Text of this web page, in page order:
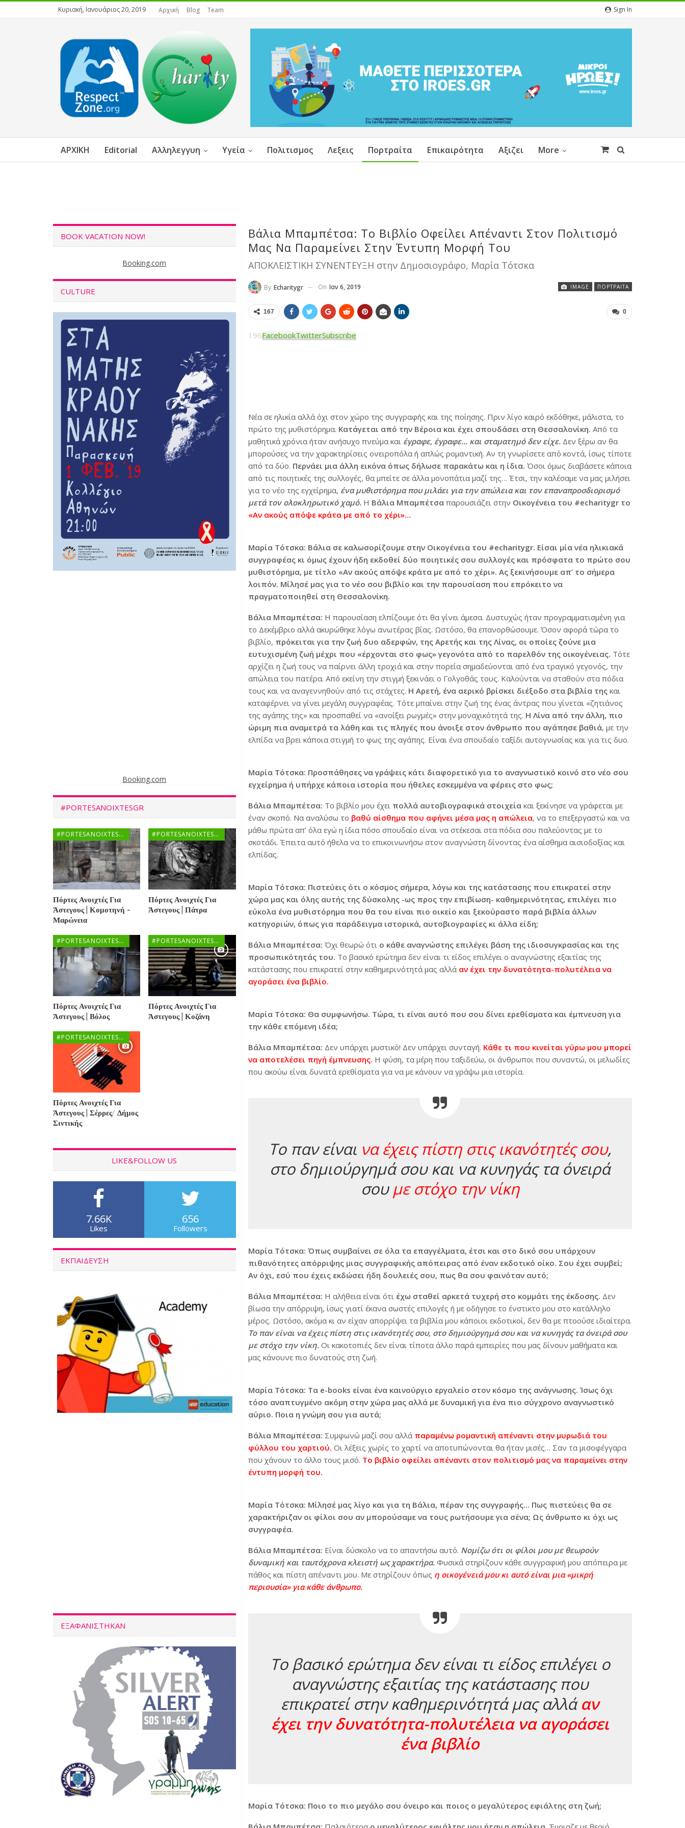
Κυριακή, Ιανουάριος 20, 2019 Αρχική Blog Team Sign In
ΑΡΧΙΚΗ Editorial Αλληλεγγυη Υγεία Πολιτισμος Λεξεις Πορτραίτα Επικαιρότητα Αξιζει More
Βάλια Μπαμπέτσα: Το Βιβλίο Οφείλει Απέναντι Στον Πολιτισμό
Μας Να Παραμείνει Στην Έντυπη Μορφή Του
ΑΠΟΚΛΕΙΣΤΙΚΗ ΣΥΝΕΝΤΕΥΞΗ στην Δημοσιογράφο, Μαρία Τότσκα
IMAGE ΠΟΡΤΡΑΊΤΑ
By Echaritygr On Ιαν 6, 2019
167 0
196FacebookTwitterSubscribe
Νέα σε ηλικία αλλά όχι στον χώρο της συγγραφής και της ποίησης. Πριν λίγο καιρό εκδόθηκε, μάλιστα, το
πρώτο της μυθιστόρημα. Κατάγεται από την Βέροια και έχει σπουδάσει στη Θεσσαλονίκη. Από τα
μαθητικά χρόνια ήταν ανήσυχο πνεύμα καιέγραφε, έγραφε… και σταματημό δεν είχε. Δεν ξέρω αν θα
μπορούσες να την χαρακτηρίσεις ονειροπόλα ή απλώς ρομαντική. Αν τη γνωρίσετε από κοντά, ίσως τίποτε
από τα δύο. Περνάει μια άλλη εικόνα όπως δήλωσε παρακάτω και η ίδια. Όσοι όμως διαβάσετε κάποια
από τις ποιητικές της συλλογές, θα μπείτε σε άλλα μονοπάτια μαζί της… Έτσι, την καλέσαμε να μας μιλήσει
για το νέο της εγχείρημα, ένα μυθιστόρημα που μιλάει για την απώλεια και τον επαναπροσδιορισμό
μετά τον ολοκληρωτικό χαμό.Η Βάλια Μπαμπέτσαπαρουσιάζει στην Οικογένεια του #echaritygr το
«Αν ακούς απόψε κράτα με από το χέρι»…
Μαρία Τότσκα: Βάλια σε καλωσορίζουμε στην Οικογένεια του #echaritygr. Είσαι μία νέα ηλικιακά
συγγραφέας κι όμως έχουν ήδη εκδοθεί δύο ποιητικές σου συλλογές και πρόσφατα το πρώτο σου
μυθιστόρημα, με τίτλο «Αν ακούς απόψε κράτα με από το χέρι». Ας ξεκινήσουμε απ’ το σήμερα
λοιπόν. Μίλησέ μας για το νέο σου βιβλίο και την παρουσίαση που επρόκειτο να
πραγματοποιηθεί στη Θεσσαλονίκη.
Βάλια Μπαμπέτσα: Η παρουσίαση ελπίζουμε ότι θα γίνει άμεσα. Δυστυχώς ήταν προγραμματισμένη για
το Δεκέμβριο αλλά ακυρώθηκε λόγω ανωτέρας βίας. Ωστόσο, θα επανορθώσουμε. Όσον αφορά τώρα το
βιβλίο, πρόκειται για την ζωή δυο αδερφών, της Αρετής και της Λίνας, οι οποίες ζούνε μια
ευτυχισμένη ζωή μέχρι που «έρχονται στο φως» γεγονότα από το παρελθόν της οικογένειας. Τότε
αρχίζει η ζωή τους να παίρνει άλλη τροχιά και στην πορεία σημαδεύονται από ένα τραγικό γεγονός, την
απώλεια του πατέρα. Από εκείνη την στιγμή ξεκινάει ο Γολγοθάς τους. Καλούνται να σταθούν στα πόδια
τους και να αναγεννηθούν από τις στάχτες. Η Αρετή, ένα αερικό βρίσκει διέξοδο στα βιβλία τηςκαι
καταφέρνει να γίνει μεγάλη συγγραφέας. Τότε μπαίνει στην ζωή της ένας άντρας που γίνεται «ζητιάνος
της αγάπης της» και προσπαθεί να «ανοίξει ρωγμές» στην μοναχικότητά της. Η Λίνα από την άλλη, πιο
ώριμη πια αναμετρά τα λάθη και τις πληγές που άνοιξε στον άνθρωπο που αγάπησε βαθιά, με την
ελπίδα να βρει κάποια στιγμή το φως της αγάπης. Είναι ένα σπουδαίο ταξίδι αυτογνωσίας και για τις δυο.
Μαρία Τότσκα: Προσπάθησες να γράψεις κάτι διαφορετικό για το αναγνωστικό κοινό στο νέο σου
εγχείρημα ή υπήρχε κάποια ιστορία που ήθελες εσκεμμένα να φέρεις στο φως;
Βάλια Μπαμπέτσα: Το βιβλίο μου έχειπολλά αυτοβιογραφικά στοιχείακαι ξεκίνησε να γράφεται με
έναν σκοπό. Να αναλύσω το βαθύ αίσθημα που αφήνει μέσα μας η απώλεια, να το επεξεργαστώ και να
μάθω πρώτα απ’ όλα εγώ η ίδια πόσο σπουδαίο είναι να στέκεσαι στα πόδια σου παλεύοντας με το
σκοτάδι. Έπειτα αυτό ήθελα να το επικοινωνήσω στον αναγνώστη δίνοντας ένα αίσθημα αισιοδοξίας και
ελπίδας.
Μαρία Τότσκα: Πιστεύεις ότι ο κόσμος σήμερα, λόγω και της κατάστασης που επικρατεί στην
χώρα μας και όλης αυτής της δύσκολης -ως προς την επιβίωση- καθημερινότητας, επιλέγει πιο
εύκολα ένα μυθιστόρημα που θα του είναι πιο οικείο και ξεκούραστο παρά βιβλία άλλων
κατηγοριών, όπως για παράδειγμα ιστορικά, αυτοβιογραφίες κι άλλα είδη;
Βάλια Μπαμπέτσα: Όχι θεωρώ ότι ο κάθε αναγνώστης επιλέγει βάση της ιδιοσυγκρασίας και της
προσωπικότητάς του. Το βασικό ερώτημα δεν είναι τι είδος επιλέγει ο αναγνώστης εξαιτίας της
κατάστασης που επικρατεί στην καθημερινότητά μας αλλά αν έχει την δυνατότητα-πολυτέλεια να
αγοράσει ένα βιβλίο.
Μαρία Τότσκα: Θα συμφωνήσω. Τώρα, τι είναι αυτό που σου δίνει ερεθίσματα και έμπνευση για
την κάθε επόμενη ιδέα;
Βάλια Μπαμπέτσα: Δεν υπάρχει μυστικό! Δεν υπάρχει συνταγή. Κάθε τι που κινείται γύρω μου μπορεί
να αποτελέσει πηγή έμπνευσης. Η φύση, τα μέρη που ταξιδεύω, οι άνθρωποι που συναντώ, οι μελωδίες
που ακούω είναι δυνατά ερεθίσματα για να με κάνουν να γράψω μια ιστορία.
Το παν είναι να έχεις πίστη στις ικανότητές σου,
στο δημιούργημά σου και να κυνηγάς τα όνειρά
σουμε στόχο την νίκη
Μαρία Τότσκα: Όπως συμβαίνει σε όλα τα επαγγέλματα, έτσι και στο δικό σου υπάρχουν
πιθανότητες απόρριψης μιας συγγραφικής απόπειρας από έναν εκδοτικό οίκο. Σου έχει συμβεί;
Αν όχι, εσύ που έχεις εκδώσει ήδη δουλειές σου, πως θα σου φαινόταν αυτό;
Βάλια Μπαμπέτσα: Η αλήθεια είναι ότι έχω σταθεί αρκετά τυχερή στο κομμάτι της έκδοσης. Δεν
βίωσα την απόρριψη, ίσως γιατί έκανα σωστές επιλογές ή με οδήγησε το ένστικτο μου στο κατάλληλο
μέρος. Ωστόσο, ακόμα κι αν είχαν απορρίψει τα βιβλία μου κάποιοι εκδοτικοί, δεν θα με πτοούσε ιδιαίτερα.
Το παν είναι να έχεις πίστη στις ικανότητές σου, στο δημιούργημά σου και να κυνηγάς τα όνειρά σου
με στόχο την νίκη.Οι κακοτοπιές δεν είναι τίποτα άλλο παρά εμπειρίες που μας δίνουν μαθήματα και
μας κάνουνε πιο δυνατούς στη ζωή.
Μαρία Τότσκα: Τα e-books είναι ένα καινούργιο εργαλείο στον κόσμο της ανάγνωσης. Ίσως όχι
τόσο αναπτυγμένο ακόμη στην χώρα μας αλλά με δυναμική για ένα πιο σύγχρονο αναγνωστικό
αύριο. Ποια η γνώμη σου για αυτά;
Βάλια Μπαμπέτσα: Συμφωνώ μαζί σου αλλά παραμένω ρομαντική απέναντι στην μυρωδιά του
φύλλου του χαρτιού. Οι λέξεις χωρίς το χαρτί να αποτυπώνονται θα ήταν μισές… Σαν τα μισοφέγγαρα
που χάνουν το άλλο τους μισό. Το βιβλίο οφείλει απέναντι στον πολιτισμό μας να παραμείνει στην
έντυπη μορφή του.
Μαρία Τότσκα: Μίλησέ μας λίγο και για τη Βάλια, πέραν της συγγραφής… Πως πιστεύεις θα σε
χαρακτήριζαν οι φίλοι σου αν μπορούσαμε να τους ρωτήσουμε για σένα; Ως άνθρωπο κι όχι ως
συγγραφέα.
Βάλια Μπαμπέτσα: Είναι δύσκολο να το απαντήσω αυτό. Νομίζω ότι οι φίλοι μου με θεωρούν
δυναμική και ταυτόχρονα κλειστή ως χαρακτήρα. Φυσικά στηρίζουν κάθε συγγραφική μου απόπειρα με
πάθος και πίστη απέναντι μου. Με στηρίζουν όπως η οικογένειά μου κι αυτό είναι μια «μικρή
περιουσία» για κάθε άνθρωπο.
Το βασικό ερώτημα δεν είναι τι είδος επιλέγει ο
αναγνώστης εξαιτίας της κατάστασης που
επικρατεί στην καθημερινότητά μας αλλάαν
έχει την δυνατότητα-πολυτέλεια να αγοράσει
ένα βιβλίο
Μαρία Τότσκα: Ποιο το πιο μεγάλο σου όνειρο και ποιος ο μεγαλύτερος εφιάλτης στη ζωή;
BOOK VACATION NOW!
Booking.com
CULTURE
Booking.com
#PORTESANOIXTESGR
#PORTESANOIXTESGR
Πόρτες Ανοιχτές Για
Άστεγους | Κομοτηνή -
Μαρώνεια
#PORTESANOIXTESGR
Πόρτες Ανοιχτές Για
Άστεγους | Πάτρα
#PORTESANOIXTESGR
Πόρτες Ανοιχτές Για
Άστεγους | Βόλος
#PORTESANOIXTESGR
Πόρτες Ανοιχτές Για
Άστεγους | Κοζάνη
#PORTESANOIXTESGR
Πόρτες Ανοιχτές Για
Άστεγους | Σέρρες/ Δήμος
Σιντικής
LIKE&FOLLOW US
7.66K
Likes
656
Followers
ΕΚΠΑΙΔΕΥΣΗ
ΕΞΑΦΑΝΙΣΤΗΚΑΝ